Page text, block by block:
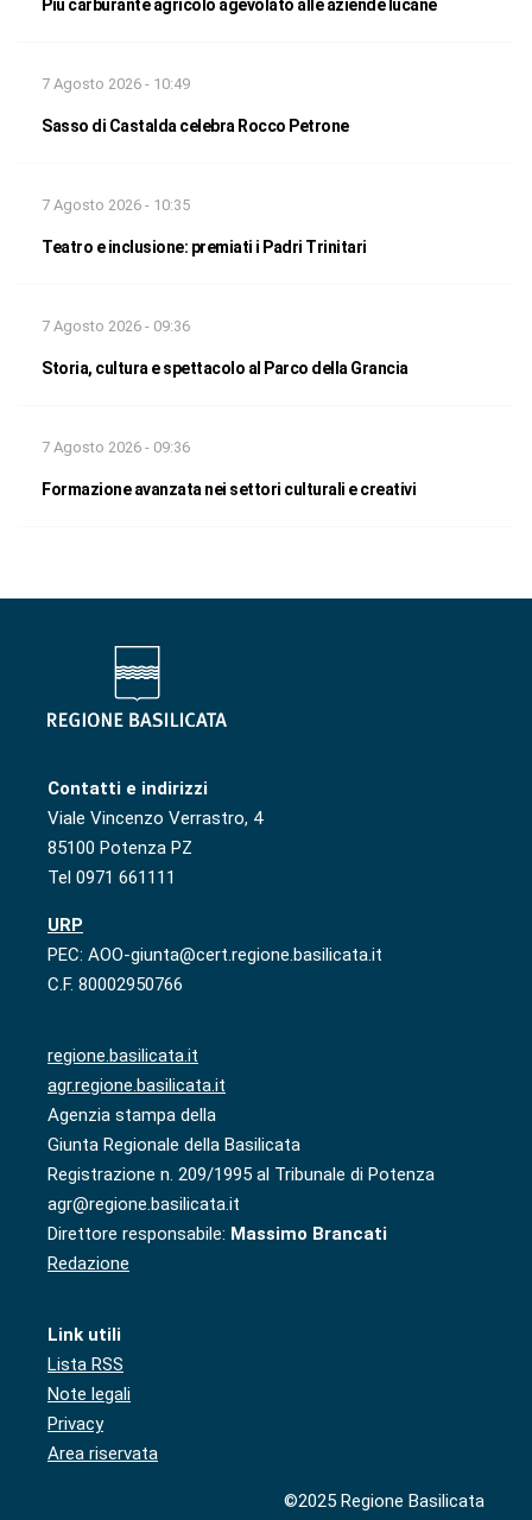
Più carburante agricolo agevolato alle aziende lucane
7 Agosto 2026 - 10:49
Sasso di Castalda celebra Rocco Petrone
7 Agosto 2026 - 10:35
Teatro e inclusione: premiati i Padri Trinitari
7 Agosto 2026 - 09:36
Storia, cultura e spettacolo al Parco della Grancia
7 Agosto 2026 - 09:36
Formazione avanzata nei settori culturali e creativi
Contatti e indirizzi
Viale Vincenzo Verrastro, 4
85100 Potenza PZ
Tel 0971 661111
URP
PEC: AOO-giunta@cert.regione.basilicata.it
C.F. 80002950766
regione.basilicata.it
agr.regione.basilicata.it
Agenzia stampa della
Giunta Regionale della Basilicata
Registrazione n. 209/1995 al Tribunale di Potenza
agr@regione.basilicata.it
Direttore responsabile: Massimo Brancati
Redazione
Link utili
Lista RSS
Note legali
Privacy
Area riservata
©2025 Regione Basilicata